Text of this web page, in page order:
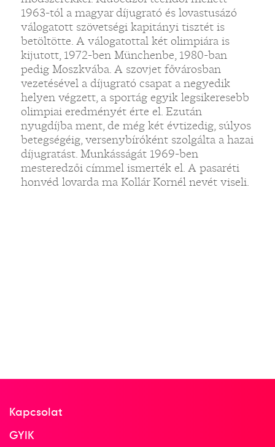
1963-tól a magyar díjugrató és lovastusázó
válogatott szövetségi kapitányi tisztét is
betöltötte. A válogatottal két olimpiára is
kijutott, 1972-ben Münchenbe, 1980-ban
pedig Moszkvába. A szovjet fővárosban
vezetésével a díjugrató csapat a negyedik
helyen végzett, a sportág egyik legsikeresebb
olimpiai eredményét érte el. Ezután
nyugdíjba ment, de még két évtizedig, súlyos
betegségéig, versenybíróként szolgálta a hazai
díjugratást. Munkásságát 1969-ben
mesteredzői címmel ismerték el. A pasaréti
honvéd lovarda ma Kollár Kornél nevét viseli.
Kapcsolat
GYIK